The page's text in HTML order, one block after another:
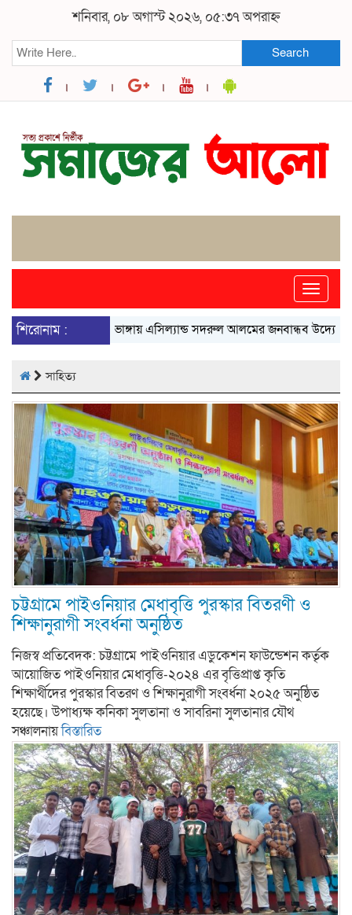
শনিবার, ০৮ অগাস্ট ২০২৬, ০৫:৩৭ অপরাহ্ন
Search
Toggle
শিরোনাম :
ভাঙ্গায় এসিল্যান্ড সদরুল আলমের জনবান্ধব উদ্যোগে বদলে
সাহিত্য
চট্টগ্রামে পাইওনিয়ার মেধাবৃত্তি পুরস্কার বিতরণী ও
শিক্ষানুরাগী সংবর্ধনা অনুষ্ঠিত
নিজস্ব প্রতিবেদক: চট্টগ্রামে পাইওনিয়ার এডুকেশন ফাউন্ডেশন কর্তৃক
আয়োজিত পাইওনিয়ার মেধাবৃত্তি-২০২৪ এর বৃত্তিপ্রাপ্ত কৃতি
শিক্ষার্থীদের পুরস্কার বিতরণ ও শিক্ষানুরাগী সংবর্ধনা ২০২৫ অনুষ্ঠিত
হয়েছে। উপাধ্যক্ষ কনিকা সুলতানা ও সাবরিনা সুলতানার যৌথ
সঞ্চালনায়বিস্তারিত